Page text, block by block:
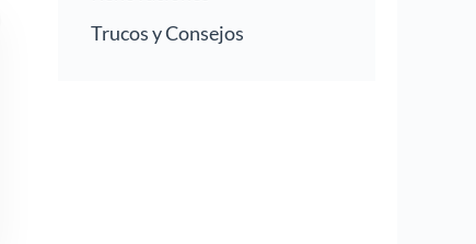
Trucos y Consejos